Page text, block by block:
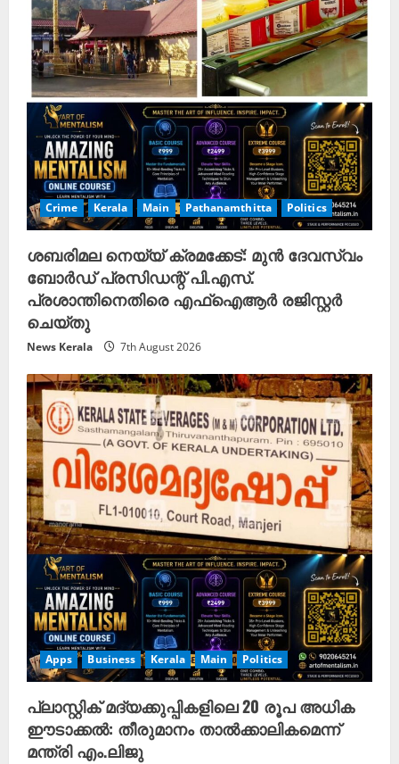
Crime Kerala Main Pathanamthitta Politics
ശബരിമല നെയ്യ് ക്രമക്കേട്: മുൻ ദേവസ്വം
ബോർഡ് പ്രസിഡന്റ് പി.എസ്.
പ്രശാന്തിനെതിരെ എഫ്ഐആർ രജിസ്റ്റർ
ചെയ്തു
News Kerala 7th August 2026
Apps Business Kerala Main Politics
പ്ലാസ്റ്റിക് മദ്യക്കുപ്പികളിലെ 20 രൂപ അധിക
ഈടാക്കൽ: തീരുമാനം താൽക്കാലികമെന്ന്
മന്ത്രി എം.ലിജു